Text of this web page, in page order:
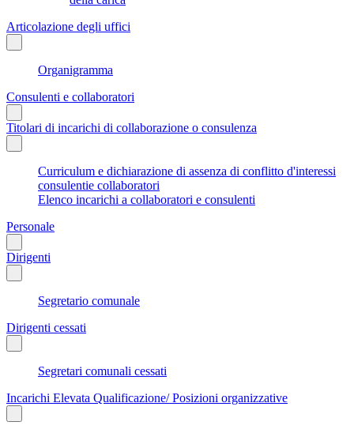
Articolazione degli uffici
Organigramma
Consulenti e collaboratori
Titolari di incarichi di collaborazione o consulenza
Curriculum e dichiarazione di assenza di conflitto d'interessi
consulentie collaboratori
Elenco incarichi a collaboratori e consulenti
Personale
Dirigenti
Segretario comunale
Dirigenti cessati
Segretari comunali cessati
Incarichi Elevata Qualificazione/ Posizioni organizzative